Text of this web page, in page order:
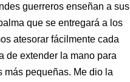
guerreros enseñan a sus
que se entregará a los
atesorar fácilmente cada
de extender la mano para
más pequeñas. Me dio la